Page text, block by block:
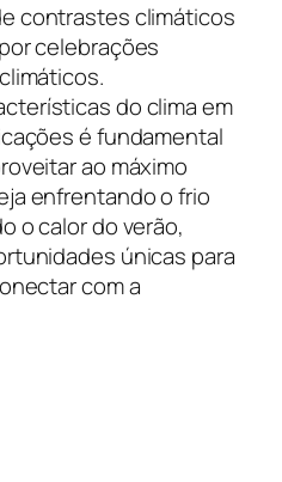
contrastes climáticos
celebrações
do clima em
é fundamental
ao máximo
enfrentando o frio
o calor do verão,
únicas para
com a